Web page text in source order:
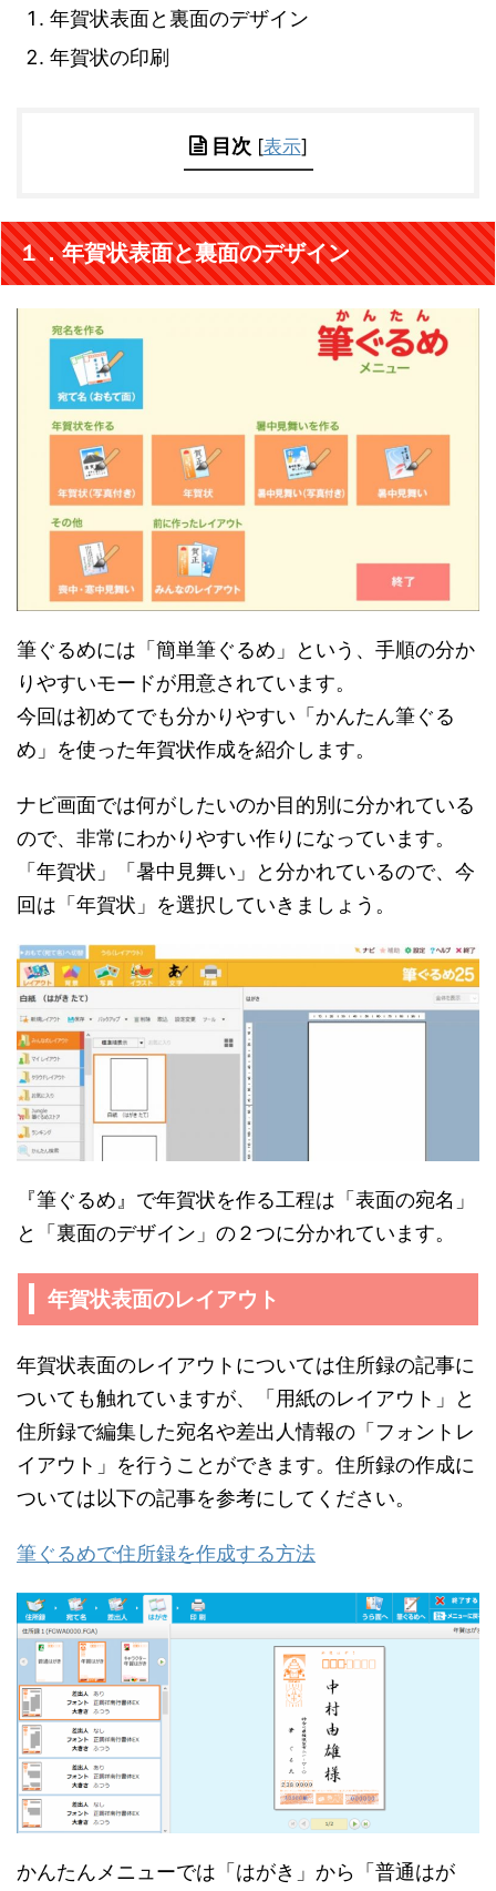
年賀状表面と裏面のデザイン
年賀状の印刷
目次 [表示]
１．年賀状表面と裏面のデザイン
筆ぐるめには「簡単筆ぐるめ」という、手順の分か
りやすいモードが用意されています。
今回は初めてでも分かりやすい 「かんたん筆ぐる
め」を使った年賀状作成を紹介します。
ナビ画面では何がしたいのか目的別に分かれている
ので、非常にわかりやすい作りになっています。
「年賀状」「暑中見舞い」と分かれているので、今
回は「年賀状」を選択していきましょう。
『筆ぐるめ』で年賀状を作る工程は「表面の宛名」
と「裏面のデザイン」の２つに分かれています。
年賀状表面のレイアウト
年賀状表面のレイアウトについては住所録の記事に
ついても触れていますが、「用紙のレイアウト」と
住所録で編集した宛名や差出人情報の「フォントレ
イアウト」を行うことができます。住所録の作成に
ついては以下の記事を参考にしてください。
筆ぐるめで住所録を作成する方法
かんたんメニューでは「はがき」から「普通はが